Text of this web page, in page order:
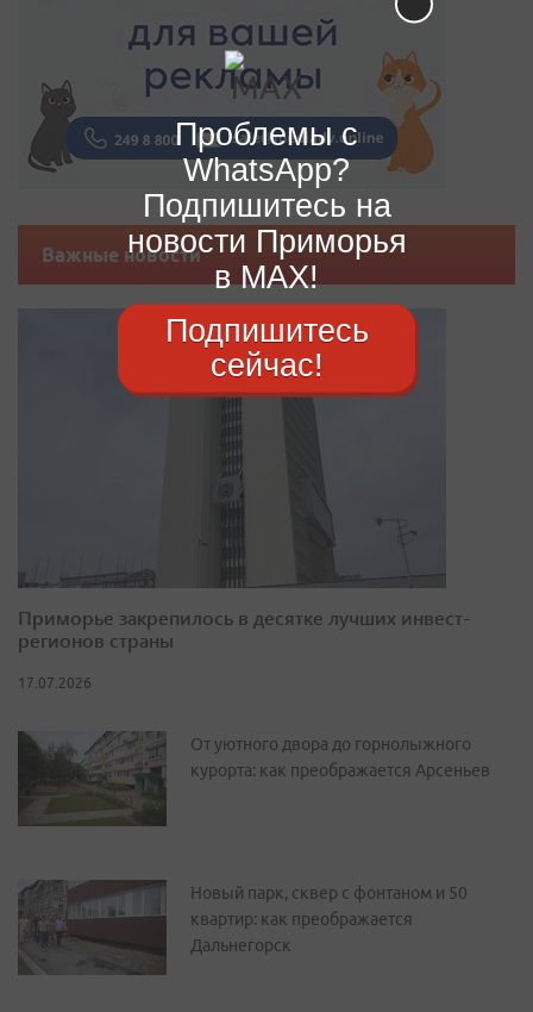
Важные новости
Приморье закрепилось в десятке лучших инвест-
регионов страны
17.07.2026
От уютного двора до горнолыжного
курорта: как преображается Арсеньев
Новый парк, сквер с фонтаном и 50
квартир: как преображается
Дальнегорск
Проблемы с
WhatsApp?
Подпишитесь на
новости Приморья
в MAX!
Подпишитесь
сейчас!